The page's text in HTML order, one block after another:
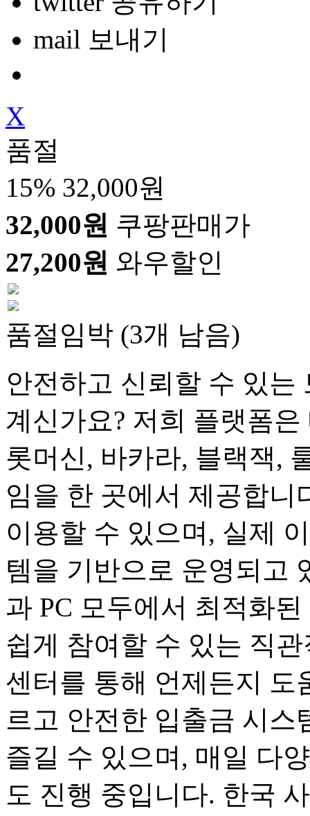
mail 보내기
X
품절
15% 32,000원
32,000원 쿠팡판매가
27,200원 와우할인
품절임박 (3개 남음)
안전하고 신뢰할 수 있는
계신가요? 저희 플랫폼
롯머신, 바카라, 블랙잭,
임을 한 곳에서 제공합니
이용할 수 있으며, 실제
템을 기반으로 운영되고
과 PC 모두에서 최적화
쉽게 참여할 수 있는 직
센터를 통해 언제든지 도
르고 안전한 입출금 시스
즐길 수 있으며, 매일 다
도 진행 중입니다. 한국